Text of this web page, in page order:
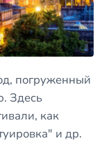
погруженный
Здесь
как
и др.